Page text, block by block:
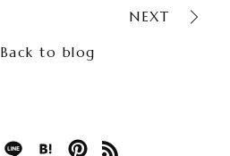
NEXT
Back to blog